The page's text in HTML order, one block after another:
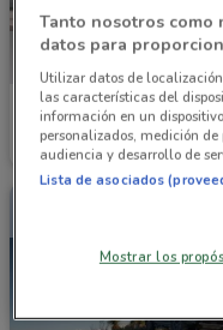
Nissan
Caduca el 31/12
Tanto nosotros como
datos para
Utilizar datos de
las características del
información en un
personalizados, medición
audiencia y desarrollo de
Lista de asociados
Mostrar los